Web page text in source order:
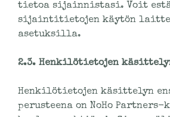
tietoa sijainnistasi. Voit
sijaintitietojen käytön
asetuksilla.
2.3. Henkilötietojen
Henkilötietojen käsittelyn
perusteena on NoHo